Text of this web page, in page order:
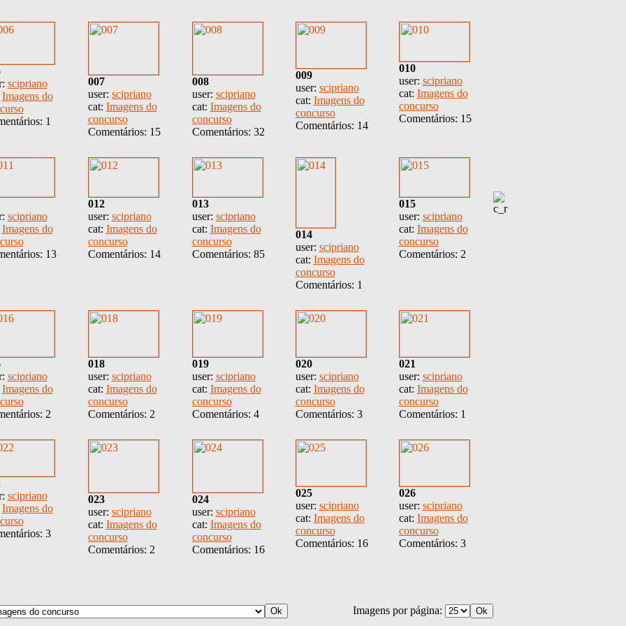
scipriano
Imagens do
1
007
user: scipriano
cat: Imagens do
concurso
Comentários: 15
008
user: scipriano
cat: Imagens do
concurso
Comentários: 32
009
user: scipriano
cat: Imagens do
concurso
Comentários: 14
010
user: scipriano
cat: Imagens do
concurso
Comentários: 15
scipriano
Imagens do
13
012
user: scipriano
cat: Imagens do
concurso
Comentários: 14
013
user: scipriano
cat: Imagens do
concurso
Comentários: 85
014
user: scipriano
cat: Imagens do
concurso
Comentários: 1
015
user: scipriano
cat: Imagens do
concurso
Comentários: 2
scipriano
Imagens do
2
018
user: scipriano
cat: Imagens do
concurso
Comentários: 2
019
user: scipriano
cat: Imagens do
concurso
Comentários: 4
020
user: scipriano
cat: Imagens do
concurso
Comentários: 3
021
user: scipriano
cat: Imagens do
concurso
Comentários: 1
scipriano
Imagens do
3
023
user: scipriano
cat: Imagens do
concurso
Comentários: 2
024
user: scipriano
cat: Imagens do
concurso
Comentários: 16
025
user: scipriano
cat: Imagens do
concurso
Comentários: 16
026
user: scipriano
cat: Imagens do
concurso
Comentários: 3
Imagens por página: